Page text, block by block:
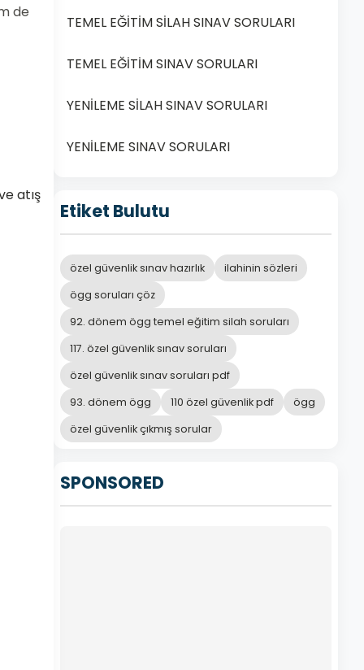
de
atış
TEMEL EĞİTİM SİLAH SINAV SORULARI
TEMEL EĞİTİM SINAV SORULARI
YENİLEME SİLAH SINAV SORULARI
YENİLEME SINAV SORULARI
Etiket Bulutu
özel güvenlik sınav hazırlık
ilahinin sözleri
ögg soruları çöz
92. dönem ögg temel eğitim silah soruları
117. özel güvenlik sınav soruları
özel güvenlik sınav soruları pdf
93. dönem ögg
110 özel güvenlik pdf
ögg
özel güvenlik çıkmış sorular
SPONSORED